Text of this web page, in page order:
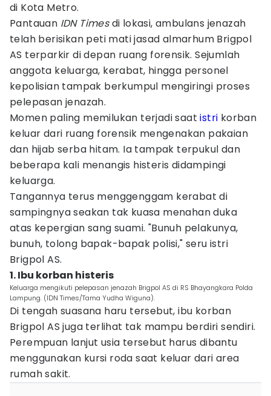
di Kota Metro.
Pantauan IDN Timesdi lokasi, ambulans jenazah
telah berisikan peti mati jasad almarhum Brigpol
AS terparkir di depan ruang forensik. Sejumlah
anggota keluarga, kerabat, hingga personel
kepolisian tampak berkumpul mengiringi proses
pelepasan jenazah.
Momen paling memilukan terjadi saatistri korban
keluar dari ruang forensik mengenakan pakaian
dan hijab serba hitam. Ia tampak terpukul dan
beberapa kali menangis histeris didampingi
keluarga.
Tangannya terus menggenggam kerabat di
sampingnya seakan tak kuasa menahan duka
atas kepergian sang suami. "Bunuh pelakunya,
bunuh, tolong bapak-bapak polisi," seru istri
Brigpol AS.
1. Ibu korban histeris
Keluarga mengikuti pelepasan jenazah Brigpol AS di RS Bhayangkara Polda
Lampung. (IDN Times/Tama Yudha Wiguna).
Di tengah suasana haru tersebut, ibu korban
Brigpol AS juga terlihat tak mampu berdiri sendiri.
Perempuan lanjut usia tersebut harus dibantu
menggunakan kursi roda saat keluar dari area
rumah sakit.